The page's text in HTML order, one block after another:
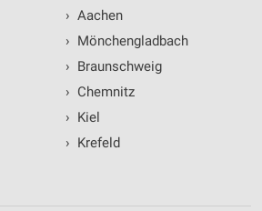
› Aachen
› Mönchengladbach
› Braunschweig
› Chemnitz
› Kiel
› Krefeld